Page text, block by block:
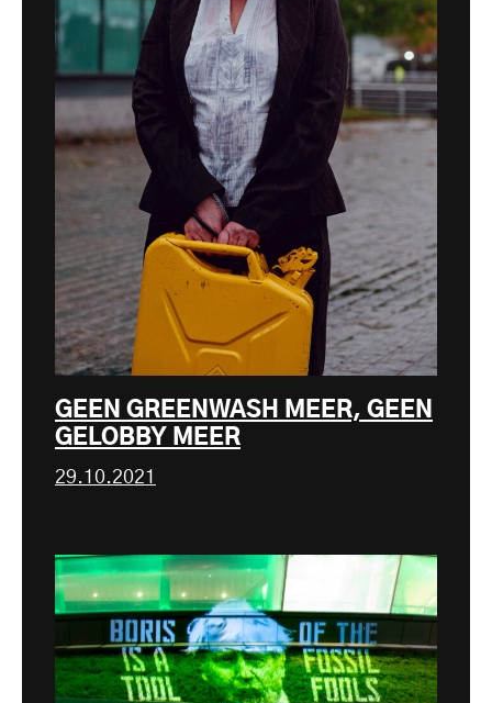
GEEN GREENWASH MEER, GEEN
GELOBBY MEER
29.10.2021